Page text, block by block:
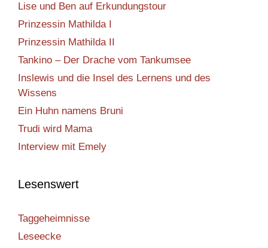
Lise und Ben auf Erkundungstour
Prinzessin Mathilda I
Prinzessin Mathilda II
Tankino – Der Drache vom Tankumsee
Inslewis und die Insel des Lernens und des
Wissens
Ein Huhn namens Bruni
Trudi wird Mama
Interview mit Emely
Lesenswert
Taggeheimnisse
Leseecke